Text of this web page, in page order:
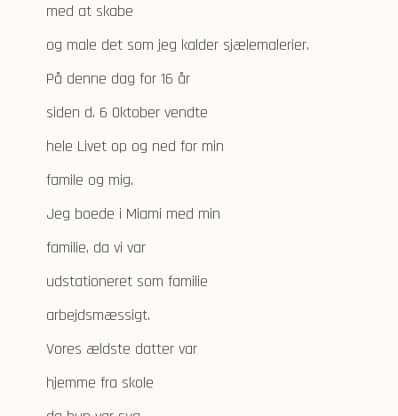
med at skabe
og male det som jeg kalder sjælemalerier.
På denne dag for 16 år
siden d. 6 Oktober vendte
hele Livet op og ned for min
famile og mig.
Jeg boede i Miami med min
familie, da vi var
udstationeret som familie
arbejdsmæssigt.
Vores ældste datter var
hjemme fra skole